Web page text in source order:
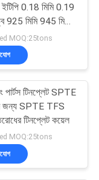
ইটিপি 0.18 মিমি 0.19
925 মিমি 945 মিমি
প্রস্থ ইপোক্সি
বার্ণিশ
MOQ:25tons
পার্টস টিনপ্লেট SPTE
জন্য SPTE TFS
টিনপ্লেট কয়েল
MOQ:25tons